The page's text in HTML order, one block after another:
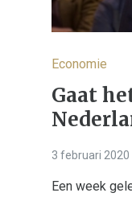
Economie
Gaat
3 februari 2020
Een week